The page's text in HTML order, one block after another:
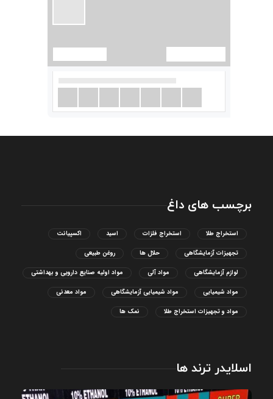
برچسب های داغ
استخراج طلا استخراج فلزات اسید اکسپیانت
تجهیزات آزمایشگاهی حلال ها روغن طبیعی
لوازم آزمایشگاهی مواد آلی مواد اولیه صنایع دارویی و بهداشتی
مواد شیمیایی مواد شیمیایی آزمایشگاهی مواد معدنی
مواد و تجهیزات استخراج طلا نمک ها
اسلایدر ترند ها